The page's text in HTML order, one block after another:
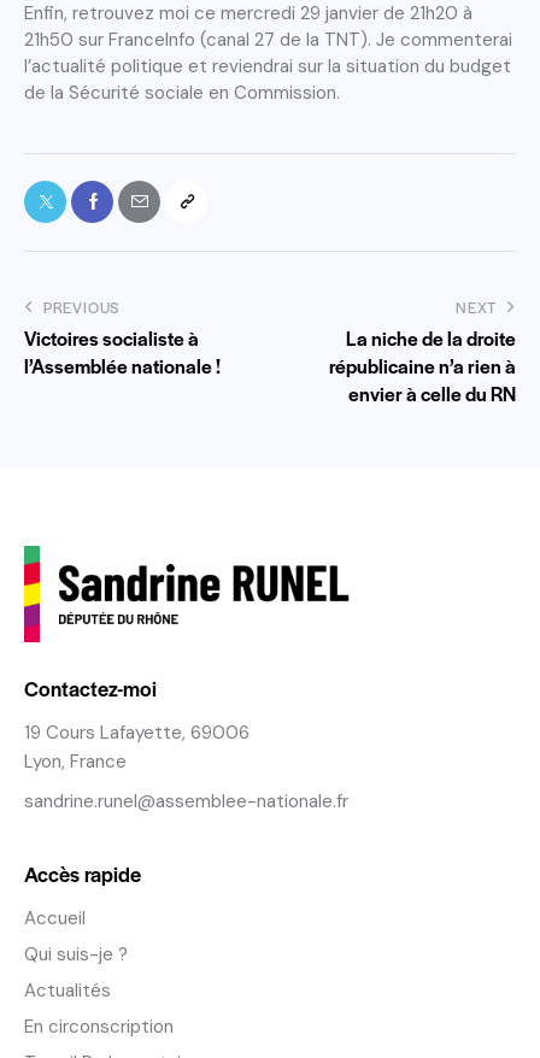
Enfin, retrouvez moi ce mercredi 29 janvier de 21h20 à
21h50 sur FranceInfo (canal 27 de la TNT). Je commenterai
l’actualité politique et reviendrai sur la situation du budget
de la Sécurité sociale en Commission.
PREVIOUS
Victoires socialiste à
l’Assemblée nationale !
NEXT
La niche de la droite
républicaine n’a rien à
envier à celle du RN
Contactez-moi
19 Cours Lafayette, 69006
Lyon, France
sandrine.runel@assemblee-nationale.fr
Accès rapide
Accueil
Qui suis-je ?
Actualités
En circonscription